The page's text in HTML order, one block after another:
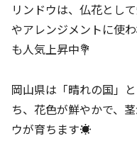
リンドウは、仏花とし
やアレンジメントに使
も人気上昇中💐
岡山県は「晴れの国」
ち、花色が鮮やかで、
ウが育ちます☀️